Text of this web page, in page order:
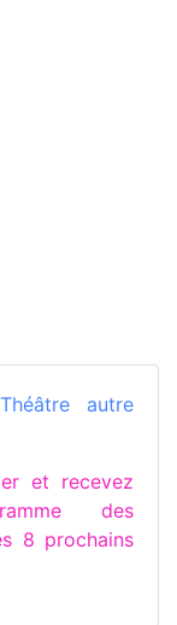
autre
et recevez
des
8 prochains